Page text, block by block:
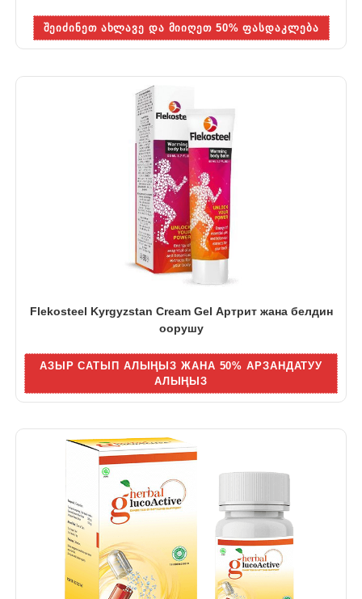
ᲨᲔᲘᲫᲘᲜᲔᲗ ᲐᲮᲚᲐᲕᲔ ᲓᲐ ᲛᲘᲘᲦᲔᲗ 50% ᲤᲐᲡᲓᲐᲙᲚᲔᲑᲐ
Flekosteel Kyrgyzstan Cream Gel Артрит жана белдин
оорушу
АЗЫР САТЫП АЛЫҢЫЗ ЖАНА 50% АРЗАНДАТУУ
АЛЫҢЫЗ